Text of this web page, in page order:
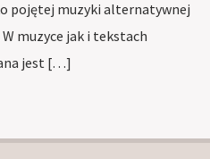
pojętej muzyki alternatywnej
muzyce jak i tekstach
jest […]